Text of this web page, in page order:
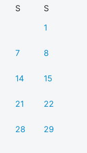
S
S
1
7 8
14 15
21 22
28 29